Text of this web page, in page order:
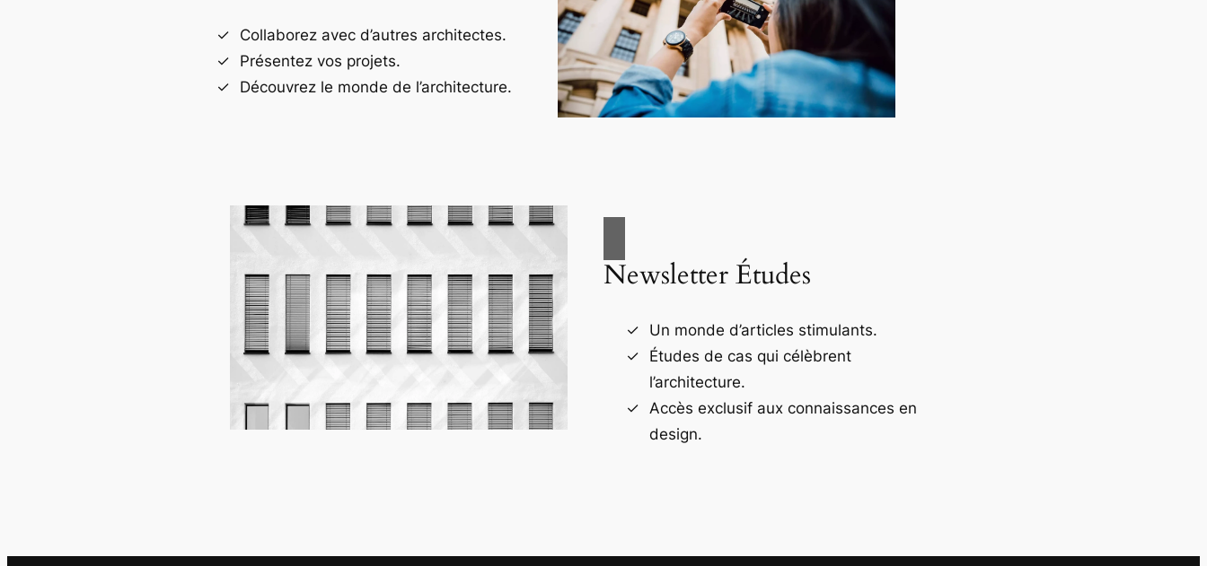
Collaborez avec d’autres architectes.
Présentez vos projets.
Découvrez le monde de l’architecture.
Newsletter Études
Un monde d’articles stimulants.
Études de cas qui célèbrent
l’architecture.
Accès exclusif aux connaissances en
design.